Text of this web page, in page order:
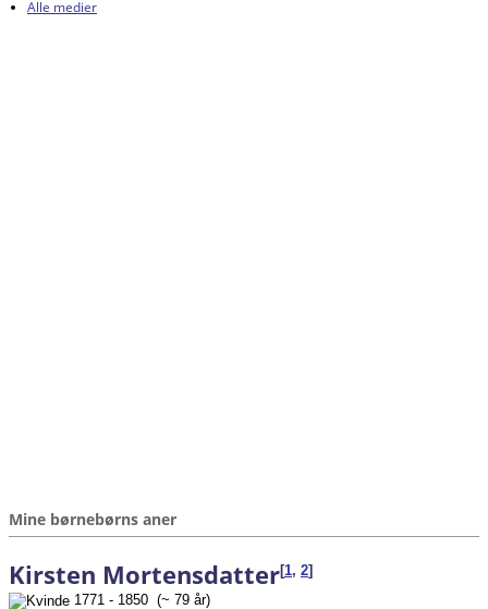
Alle medier
Mine børnebørns aner
Kirsten Mortensdatter[1, 2]
1771 - 1850 (~ 79 år)